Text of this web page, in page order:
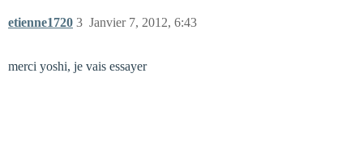
etienne1720 Janvier 7, 2012, 6:43
3
merci yoshi, je vais essayer